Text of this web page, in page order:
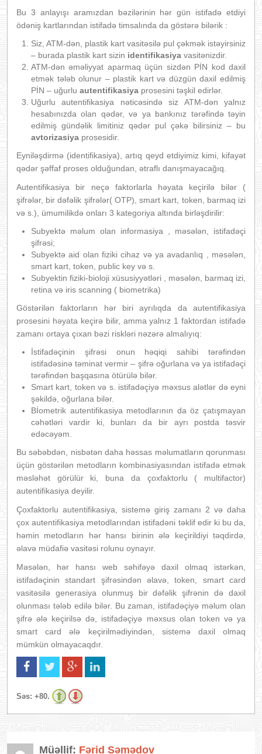
Bu 3 anlayışı aramızdan bəzilərinin hər gün istifadə etdiyi
ödəniş kartlarından istifadə timsalında da göstərə bilərik :
Siz, ATM-dən, plastik kart vasitəsilə pul çəkmək istəyirsiniz
– burada plastik kart sizin identifikasiya vasitənizdir.
ATM-dən əməliyyat aparmaq üçün sizdən PİN kod daxil
etmək tələb olunur – plastik kart və düzgün daxil edilmiş
PİN – uğurlu autentifikasiya prosesini təşkil edirlər.
Uğurlu autentifikasiya nəticəsində siz ATM-dən yalnız
hesabınızda olan qədər, və ya bankınız tərəfində təyin
edilmiş gündəlik limitiniz qədər pul çəkə bilirsiniz – bu
avtorizasiya prosesidir.
Eyniləşdirmə (identifikasiya), artıq qeyd etdiyimiz kimi, kifayət
qədər şəffaf proses olduğundan, ətraflı danışmayacağıq.
Autentifikasiya bir neçə faktorlarla həyata keçirilə bilər (
şifrələr, bir dəfəlik şifrələr( OTP), smart kart, token, barmaq izi
və s.), ümumilikdə onları 3 kategoriya altında birləşdirilir:
Subyektə məlum olan informasiya , məsələn, istifadəçi
şifrəsi;
Subyektə aid olan fiziki cihaz və ya avadanlıq , məsələn,
smart kart, token, public key və s.
Subyektin fiziki-bioloji xüsusiyyətləri , məsələn, barmaq izi,
retina və iris scanning ( biometrika)
Göstərilən faktorların hər biri ayrılıqda da autentifikasiya
prosesini həyata keçirə bilir, amma yalnız 1 faktordan istifadə
zamanı ortaya çıxan bəzi riskləri nəzərə almalıyıq:
İstifadəçinin şifrəsi onun həqiqi sahibi tərəfindən
istifadəsinə təminat vermir – şifrə oğurlana və ya istifadəçi
tərəfindən başqasına ötürülə bilər.
Smart kart, token və s. istifadəçiyə məxsus alətlər də eyni
şəkildə, oğurlana bilər.
Bİometrik autentifikasiya metodlarının da öz çatışmayan
cəhətləri vardir ki, bunları da bir ayrı postda təsvir
edəcəyəm.
Bu səbəbdən, nisbətən daha həssas məlumatların qorunması
üçün göstərilən metodların kombinasiyasından istifadə etmək
məsləhət görülür ki, buna da çoxfaktorlu ( multifactor)
autentifikasiya deyilir.
Çoxfaktorlu autentifikasiya, sistemə giriş zamanı 2 və daha
çox autentifikasiya metodlarından istifadəni təklif edir ki bu da,
həmin metodların hər hansı birinin ələ keçirildiyi təqdirdə,
əlavə müdafiə vasitəsi rolunu oynayır.
Məsələn, hər hansı web səhifəyə daxil olmaq istərkən,
istifadəçinin standart şifrəsindən əlavə, token, smart card
vasitəsilə generasiya olunmuş bir dəfəlik şifrənin də daxil
olunması tələb edilə bilər. Bu zaman, istifadəçiyə məlum olan
şifrə ələ keçirilsə də, istifadəçiyə məxsus olan token və ya
smart card ələ keçirilmədiyindən, sistemə daxil olmaq
mümkün olmayacaqdır.
Səs: +80.
Müəllif: Fərid Səmədov